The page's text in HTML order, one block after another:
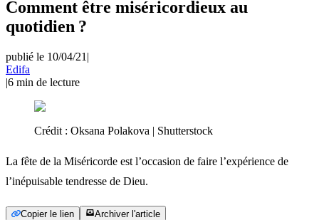
Comment être miséricordieux au
quotidien ?
publié le 10/04/21 |
Edifa
|6 min de lecture
Crédit : Oksana Polakova | Shutterstock
La fête de la Miséricorde est l’occasion de faire l’expérience de
l’inépuisable tendresse de Dieu.
Copier le lien Archiver l'article